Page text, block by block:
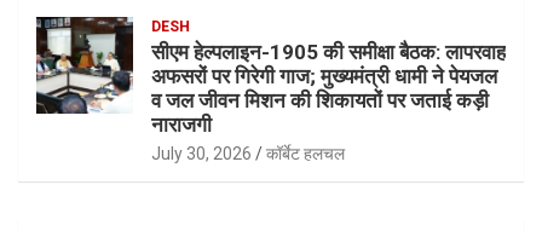
DESH
सीएम हेल्पलाइन-1905 की समीक्षा बैठक: लापरवाह
अफसरों पर गिरेगी गाज; मुख्यमंत्री धामी ने पेयजल
व जल जीवन मिशन की शिकायतों पर जताई कड़ी
नाराजगी
July 30, 2026 कॉर्बेट हलचल